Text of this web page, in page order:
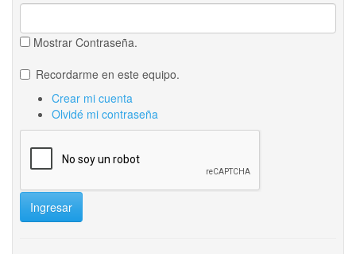
Mostrar Contraseña.
Recordarme en este equipo.
Crear mi cuenta
Olvidé mi contraseña
Ingresar